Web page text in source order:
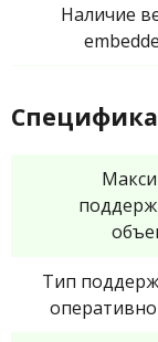
Наличие
Тип